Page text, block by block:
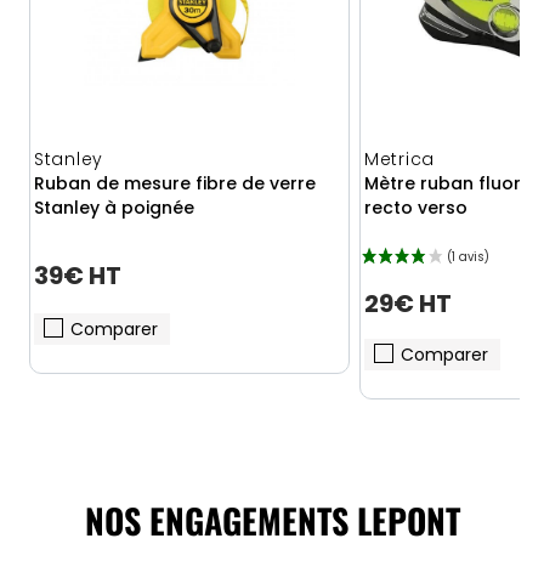
Stanley
Ruban de mesure fibre de verre
Stanley à poignée
39€ HT
Comparer
Metrica
Mètre ruban
recto verso
29€ HT
Comparer
NOS ENGAGEMENTS LEPONT